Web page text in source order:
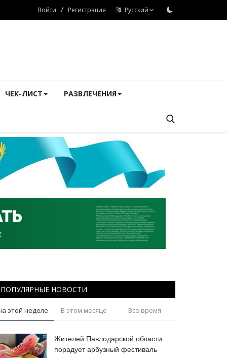
Войти / Регистрация Русский
ЧЕК-ЛИСТ РАЗВЛЕЧЕНИЯ
ПОПУЛЯРНЫЕ НОВОСТИ
этой неделе В этом месяце Все время
Жителей Павлодарской области
порадует арбузный фестиваль